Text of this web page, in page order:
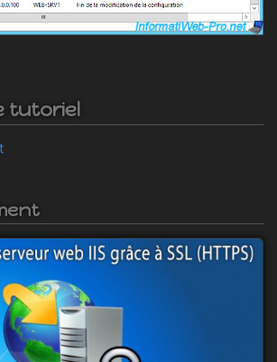
tutoriel